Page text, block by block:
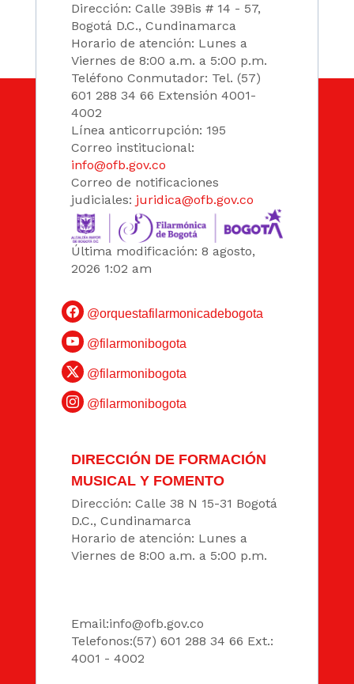
Dirección: Calle 39Bis # 14 - 57,
Bogotá D.C., Cundinamarca
Horario de atención: Lunes a
Viernes de 8:00 a.m. a 5:00 p.m.
Teléfono Conmutador: Tel. (57)
601 288 34 66 Extensión 4001-
4002
Línea anticorrupción: 195
Correo institucional:
info@ofb.gov.co
Correo de notificaciones
judiciales: juridica@ofb.gov.co
Última modificación: 8 agosto,
2026 1:02 am
@orquestafilarmonicadebogota
@filarmonibogota
@filarmonibogota
@filarmonibogota
DIRECCIÓN DE FORMACIÓN
MUSICAL Y FOMENTO
Dirección: Calle 38 N 15-31 Bogotá
D.C., Cundinamarca
Horario de atención: Lunes a
Viernes de 8:00 a.m. a 5:00 p.m.
Email:info@ofb.gov.co
Telefonos:(57) 601 288 34 66 Ext.:
4001 - 4002